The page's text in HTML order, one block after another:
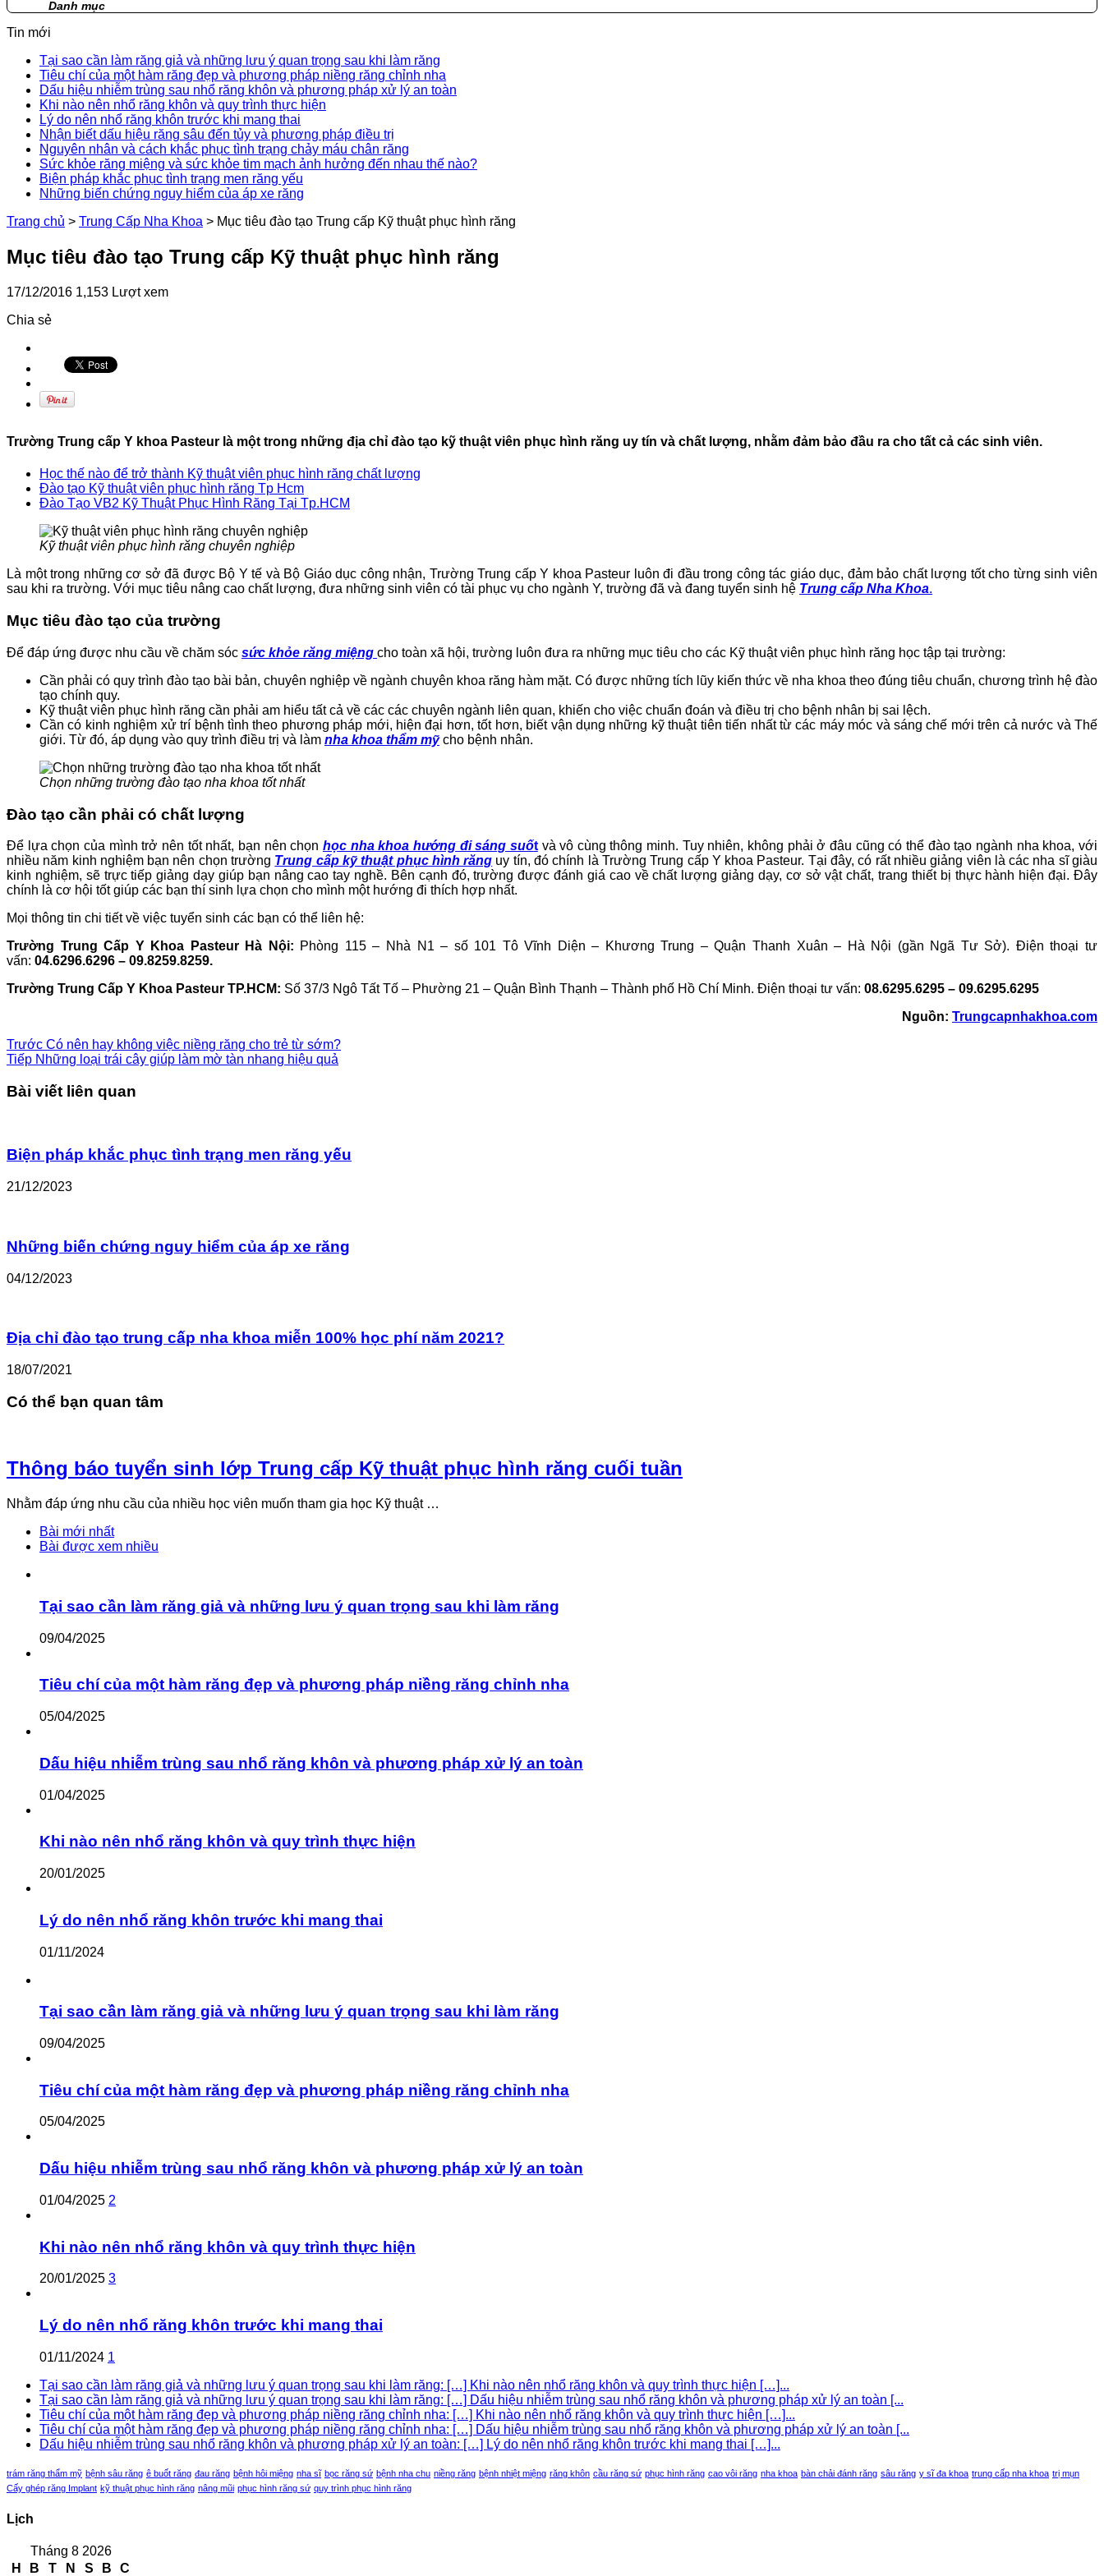
Danh mục
Tin mới
Tại sao cần làm răng giả và những lưu ý quan trọng sau khi làm răng
Tiêu chí của một hàm răng đẹp và phương pháp niềng răng chỉnh nha
Dấu hiệu nhiễm trùng sau nhổ răng khôn và phương pháp xử lý an toàn
Khi nào nên nhổ răng khôn và quy trình thực hiện
Lý do nên nhổ răng khôn trước khi mang thai
Nhận biết dấu hiệu răng sâu đến tủy và phương pháp điều trị
Nguyên nhân và cách khắc phục tình trạng chảy máu chân răng
Sức khỏe răng miệng và sức khỏe tim mạch ảnh hưởng đến nhau thế nào?
Biện pháp khắc phục tình trạng men răng yếu
Những biến chứng nguy hiểm của áp xe răng
Trang chủ > Trung Cấp Nha Khoa > Mục tiêu đào tạo Trung cấp Kỹ thuật phục hình răng
Mục tiêu đào tạo Trung cấp Kỹ thuật phục hình răng
17/12/2016 1,153 Lượt xem
Chia sẻ
Trường Trung cấp Y khoa Pasteur là một trong những địa chỉ đào tạo kỹ thuật viên phục hình răng uy tín và chất lượng, nhằm đảm bảo đầu ra cho tất cả các sinh viên.
Học thế nào để trở thành Kỹ thuật viên phục hình răng chất lượng
Đào tạo Kỹ thuật viên phục hình răng Tp Hcm
Đào Tạo VB2 Kỹ Thuật Phục Hình Răng Tại Tp.HCM
Kỹ thuật viên phục hình răng chuyên nghiệp
Là một trong những cơ sở đã được Bộ Y tế và Bộ Giáo dục công nhận, Trường Trung cấp Y khoa Pasteur luôn đi đầu trong công tác giáo dục, đảm bảo chất lượng tốt cho từng sinh viên
sau khi ra trường. Với mục tiêu nâng cao chất lượng, đưa những sinh viên có tài phục vụ cho ngành Y, trường đã và đang tuyển sinh hệ Trung cấp Nha Khoa.
Mục tiêu đào tạo của trường
Để đáp ứng được nhu cầu về chăm sóc sức khỏe răng miệng cho toàn xã hội, trường luôn đưa ra những mục tiêu cho các Kỹ thuật viên phục hình răng học tập tại trường:
Cần phải có quy trình đào tạo bài bản, chuyên nghiệp về ngành chuyên khoa răng hàm mặt. Có được những tích lũy kiến thức về nha khoa theo đúng tiêu chuẩn, chương trình hệ đào
tạo chính quy.
Kỹ thuật viên phục hình răng cần phải am hiểu tất cả về các các chuyên ngành liên quan, khiến cho việc chuẩn đoán và điều trị cho bệnh nhân bị sai lệch.
Cần có kinh nghiệm xử trí bệnh tình theo phương pháp mới, hiện đại hơn, tốt hơn, biết vận dụng những kỹ thuật tiên tiến nhất từ các máy móc và sáng chế mới trên cả nước và Thế
giới. Từ đó, áp dụng vào quy trình điều trị và làm nha khoa thẩm mỹcho bệnh nhân.
Chọn những trường đào tạo nha khoa tốt nhất
Đào tạo cần phải có chất lượng
Để lựa chọn của mình trở nên tốt nhất, bạn nên chọn học nha khoa hướng đi sáng suốtvà vô cùng thông minh. Tuy nhiên, không phải ở đâu cũng có thể đào tạo ngành nha khoa, với
nhiều năm kinh nghiệm bạn nên chọn trường Trung cấp kỹ thuật phục hình răng uy tín, đó chính là Trường Trung cấp Y khoa Pasteur. Tại đây, có rất nhiều giảng viên là các nha sĩ giàu
kinh nghiệm, sẽ trực tiếp giảng dạy giúp bạn nâng cao tay nghề. Bên cạnh đó, trường được đánh giá cao về chất lượng giảng dạy, cơ sở vật chất, trang thiết bị thực hành hiện đại. Đây
chính là cơ hội tốt giúp các bạn thí sinh lựa chọn cho mình một hướng đi thích hợp nhất.
Mọi thông tin chi tiết về việc tuyển sinh các bạn có thể liên hệ:
Trường Trung Cấp Y Khoa Pasteur Hà Nội: Phòng 115 – Nhà N1 – số 101 Tô Vĩnh Diện – Khương Trung – Quận Thanh Xuân – Hà Nội (gần Ngã Tư Sở). Điện thoại tư
vấn: 04.6296.6296 – 09.8259.8259.
Trường Trung Cấp Y Khoa Pasteur TP.HCM: Số 37/3 Ngô Tất Tố – Phường 21 – Quận Bình Thạnh – Thành phố Hồ Chí Minh. Điện thoại tư vấn: 08.6295.6295 – 09.6295.6295
Nguồn: Trungcapnhakhoa.com
Trước Có nên hay không việc niềng răng cho trẻ từ sớm?
Tiếp Những loại trái cây giúp làm mờ tàn nhang hiệu quả
Bài viết liên quan
Biện pháp khắc phục tình trạng men răng yếu
21/12/2023
Những biến chứng nguy hiểm của áp xe răng
04/12/2023
Địa chỉ đào tạo trung cấp nha khoa miễn 100% học phí năm 2021?
18/07/2021
Có thể bạn quan tâm
Thông báo tuyển sinh lớp Trung cấp Kỹ thuật phục hình răng cuối tuần
Nhằm đáp ứng nhu cầu của nhiều học viên muốn tham gia học Kỹ thuật …
Bài mới nhất
Bài được xem nhiều
Tại sao cần làm răng giả và những lưu ý quan trọng sau khi làm răng
09/04/2025
Tiêu chí của một hàm răng đẹp và phương pháp niềng răng chỉnh nha
05/04/2025
Dấu hiệu nhiễm trùng sau nhổ răng khôn và phương pháp xử lý an toàn
01/04/2025
Khi nào nên nhổ răng khôn và quy trình thực hiện
20/01/2025
Lý do nên nhổ răng khôn trước khi mang thai
01/11/2024
Tại sao cần làm răng giả và những lưu ý quan trọng sau khi làm răng
09/04/2025
Tiêu chí của một hàm răng đẹp và phương pháp niềng răng chỉnh nha
05/04/2025
Dấu hiệu nhiễm trùng sau nhổ răng khôn và phương pháp xử lý an toàn
01/04/2025 2
Khi nào nên nhổ răng khôn và quy trình thực hiện
20/01/2025 3
Lý do nên nhổ răng khôn trước khi mang thai
01/11/2024 1
Tại sao cần làm răng giả và những lưu ý quan trọng sau khi làm răng: […] Khi nào nên nhổ răng khôn và quy trình thực hiện […]...
Tại sao cần làm răng giả và những lưu ý quan trọng sau khi làm răng: […] Dấu hiệu nhiễm trùng sau nhổ răng khôn và phương pháp xử lý an toàn [...
Tiêu chí của một hàm răng đẹp và phương pháp niềng răng chỉnh nha: […] Khi nào nên nhổ răng khôn và quy trình thực hiện […]...
Tiêu chí của một hàm răng đẹp và phương pháp niềng răng chỉnh nha: […] Dấu hiệu nhiễm trùng sau nhổ răng khôn và phương pháp xử lý an toàn [...
Dấu hiệu nhiễm trùng sau nhổ răng khôn và phương pháp xử lý an toàn: […] Lý do nên nhổ răng khôn trước khi mang thai […]...
trám răng thẩm mỹ bệnh sâu răng ê buốt răng đau răng bệnh hôi miệng nha sĩ bọc răng sứ bệnh nha chu niềng răng bệnh nhiệt miệng răng khôn cầu răng sứ phục hình răng cao vôi răng nha khoa bàn chải đánh răng sâu răng y sĩ đa khoa trung cấp nha khoa trị mụn
Cấy ghép răng Implant kỹ thuật phục hình răng nâng mũi phục hình răng sứ quy trình phục hình răng
Lịch
Tháng 8 2026
H
B T N S B C